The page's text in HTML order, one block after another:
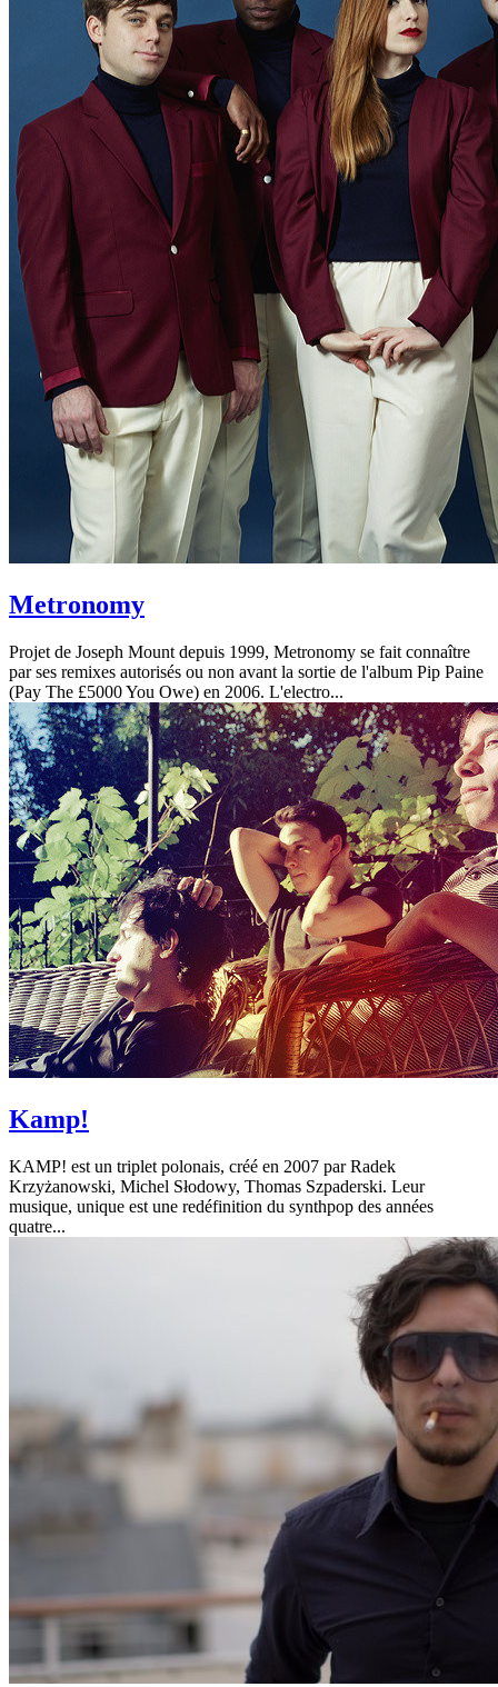
Metronomy
Projet de Joseph Mount depuis 1999, Metronomy se fait connaître
par ses remixes autorisés ou non avant la sortie de l'album Pip Paine
(Pay The £5000 You Owe) en 2006. L'electro...
Kamp!
KAMP! est un triplet polonais, créé en 2007 par Radek
Krzyżanowski, Michel Słodowy, Thomas Szpaderski. Leur
musique, unique est une redéfinition du synthpop des années
quatre...